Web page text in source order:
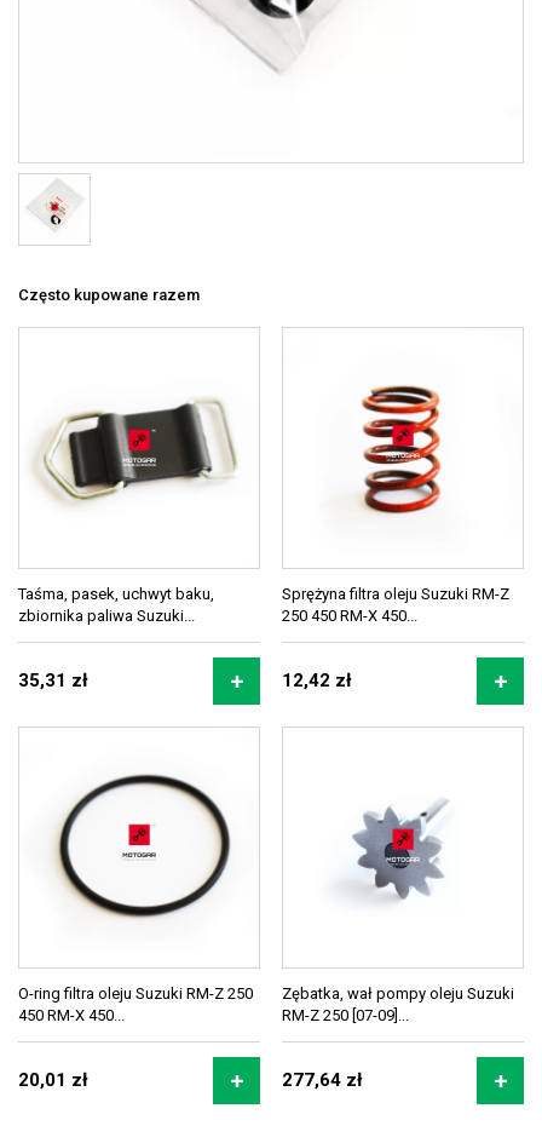
Często kupowane razem
Taśma, pasek, uchwyt baku,
zbiornika paliwa Suzuki...
35,31 zł
Sprężyna filtra oleju Suzuki RM-Z
250 450 RM-X 450...
12,42 zł
O-ring filtra oleju Suzuki RM-Z 250
450 RM-X 450...
20,01 zł
Zębatka, wał pompy oleju Suzuki
RM-Z 250 [07-09]...
277,64 zł